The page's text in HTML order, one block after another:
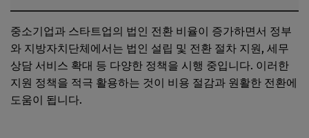
중소기업과 스타트업의 법인 전환 비율이 증가하면서 정부
와 지방자치단체에서는 법인 설립 및 전환 절차 지원, 세무
상담 서비스 확대 등 다양한 정책을 시행 중입니다. 이러한
지원 정책을 적극 활용하는 것이 비용 절감과 원활한 전환에
도움이 됩니다.